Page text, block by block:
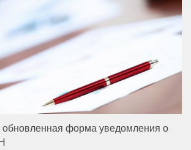
обновленная форма уведомления о